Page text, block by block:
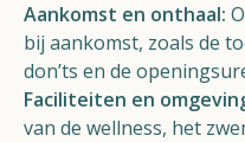
Aankomst en onthaal:
bij aankomst, zoals de
don’ts en de
Faciliteiten en
van de wellness, het